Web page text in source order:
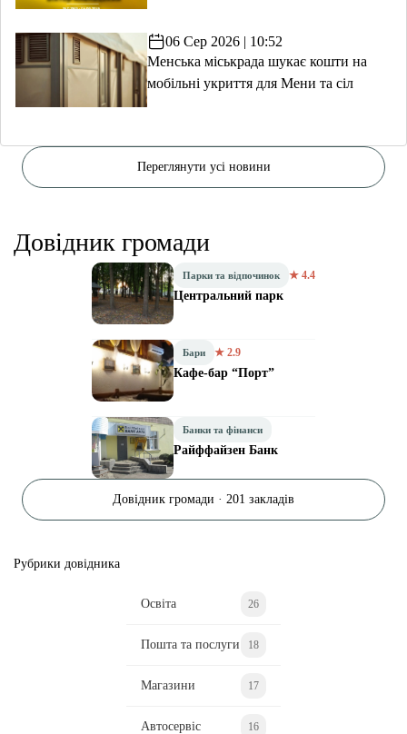
06 Сер 2026 | 10:52
Менська міськрада шукає кошти на
мобільні укриття для Мени та сіл
Переглянути усі новини
Довідник громади
Парки та відпочинок ★ 4.4
Центральний парк
Бари ★ 2.9
Кафе-бар “Порт”
Банки та фінанси
Райффайзен Банк
Довідник громади · 201 закладів
Рубрики довідника
Освіта 26
Пошта та послуги 18
Магазини 17
Автосервіс 16